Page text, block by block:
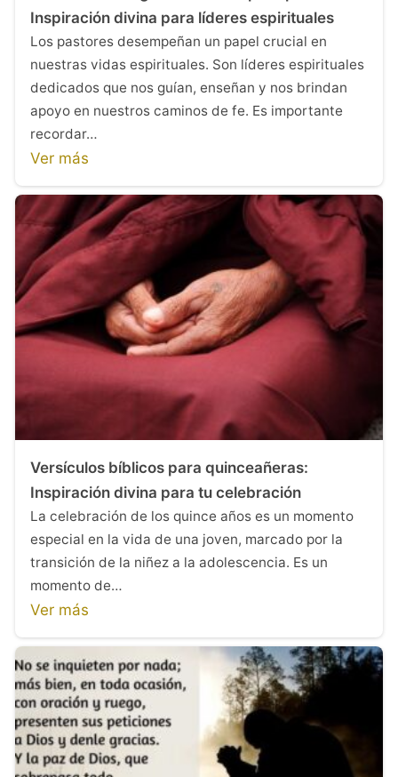
Inspiración divina para líderes espirituales
Los pastores desempeñan un papel crucial en
nuestras vidas espirituales. Son líderes espirituales
dedicados que nos guían, enseñan y nos brindan
apoyo en nuestros caminos de fe. Es importante
recordar…
Ver más
Versículos bíblicos para quinceañeras:
Inspiración divina para tu celebración
La celebración de los quince años es un momento
especial en la vida de una joven, marcado por la
transición de la niñez a la adolescencia. Es un
momento de…
Ver más